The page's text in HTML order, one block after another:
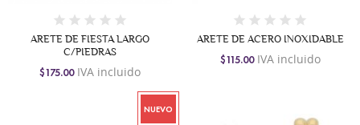
ARETE DE FIESTA LARGO
C/PIEDRAS
$175.00IVA incluido
ARETE DE ACERO INOXIDABLE
$115.00IVA incluido
NUEVO